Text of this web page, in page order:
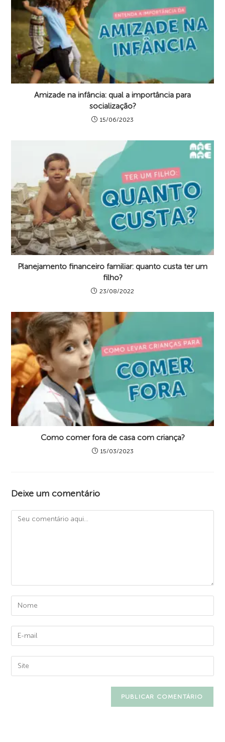
Amizade na infância: qual a importância para
socialização?
15/06/2023
Planejamento financeiro familiar: quanto custa ter um
filho?
23/08/2022
Como comer fora de casa com criança?
15/03/2023
Deixe um comentário